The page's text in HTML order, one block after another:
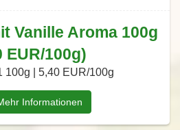
Vanille Aroma 100g
EUR/100g)
100g | 5,40 EUR/100g
Informationen